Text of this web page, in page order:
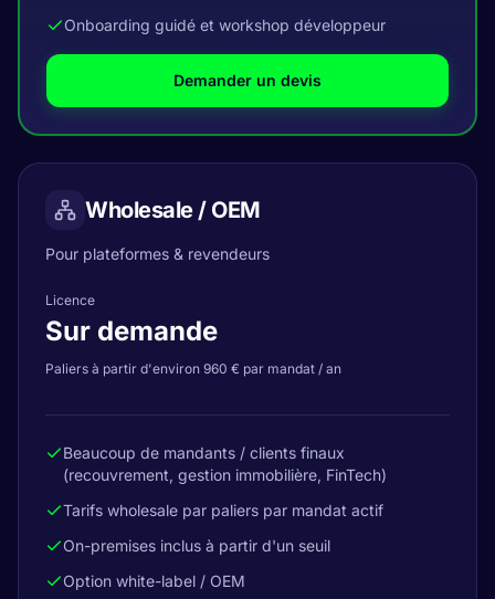
Onboarding guidé et workshop développeur
Demander un devis
Wholesale / OEM
Pour plateformes & revendeurs
Licence
Sur demande
Paliers à partir d'environ 960 € par mandat / an
Beaucoup de mandants / clients finaux
(recouvrement, gestion immobilière, FinTech)
Tarifs wholesale par paliers par mandat actif
On-premises inclus à partir d'un seuil
Option white-label / OEM